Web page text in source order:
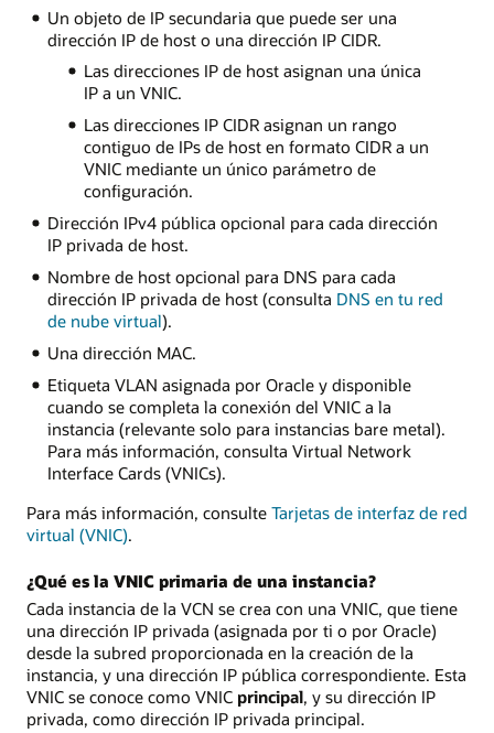
Un objeto de IP secundaria que puede ser una
dirección IP de host o una dirección IP CIDR.
Las direcciones IP de host asignan una única
IP a un VNIC.
Las direcciones IP CIDR asignan un rango
contiguo de IPs de host en formato CIDR a un
VNIC mediante un único parámetro de
configuración.
Dirección IPv4 pública opcional para cada dirección
IP privada de host.
Nombre de host opcional para DNS para cada
dirección IP privada de host (consulta DNS en tu red
de nube virtual).
Una dirección MAC.
Etiqueta VLAN asignada por Oracle y disponible
cuando se completa la conexión del VNIC a la
instancia (relevante solo para instancias bare metal).
Para más información, consulta Virtual Network
Interface Cards (VNICs).
Para más información, consulte Tarjetas de interfaz de red
virtual (VNIC).
¿Qué es la VNIC primaria de una instancia?
Cada instancia de la VCN se crea con una VNIC, que tiene
una dirección IP privada (asignada por ti o por Oracle)
desde la subred proporcionada en la creación de la
instancia, y una dirección IP pública correspondiente. Esta
VNIC se conoce como VNIC principal, y su dirección IP
privada, como dirección IP privada principal.